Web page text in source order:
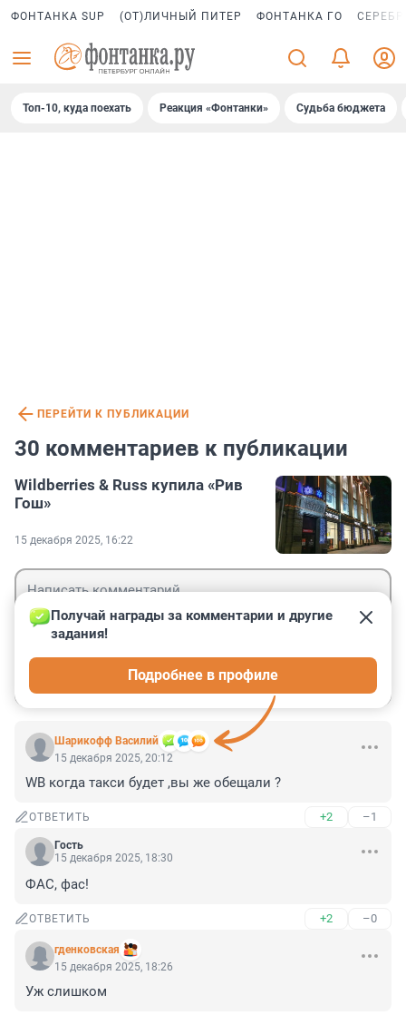
ФОНТАНКА SUP (ОТ)ЛИЧНЫЙ ПИТЕР ФОНТАНКА ГО
Топ-10, куда поехать Реакция «Фонтанки» Судьба бюджета
ПЕРЕЙТИ К ПУБЛИКАЦИИ
30 комментариев к публикации
Wildberries & Russ купила «Рив
Гош»
15 декабря 2025, 16:22
Шарикофф Василий
Получай награды за комментарии и другие
задания!
Подробнее в профиле
15 декабря 2025, 20:12
WB когда такси будет ,вы же обещали ?
ОТВЕТИТЬ +2 –1
Гость
15 декабря 2025, 18:30
ФАС, фас!
ОТВЕТИТЬ +2 –0
гденковская
15 декабря 2025, 18:26
Уж слишком